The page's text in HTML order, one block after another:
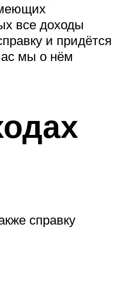
все доходы
и придётся
мы о нём
справку